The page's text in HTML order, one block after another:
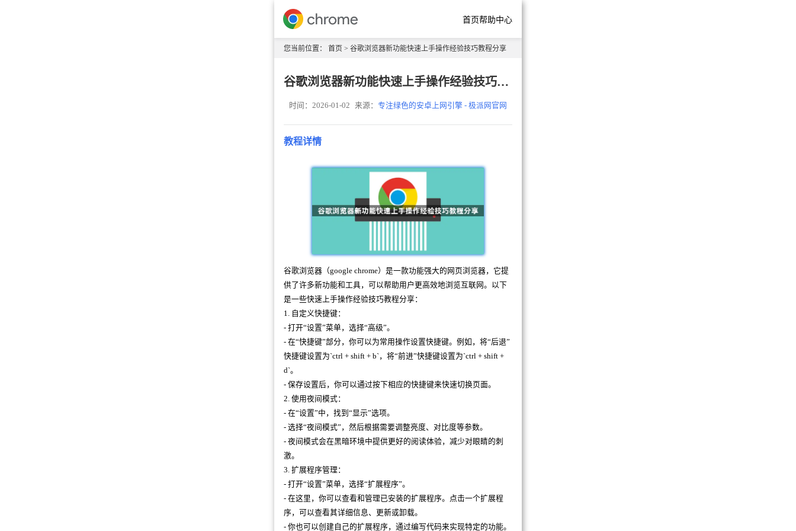
首页帮助中心
您当前位置： 首页 > 谷歌浏览器新功能快速上手操作经验技巧教程分享
谷歌浏览器新功能快速上手操作经验技巧教程分享
时间：2026-01-02 来源：专注绿色的安卓上网引擎 - 极派网官网
教程详情
谷歌浏览器（google chrome）是一款功能强大的网页浏览器，它提
供了许多新功能和工具，可以帮助用户更高效地浏览互联网。以下
是一些快速上手操作经验技巧教程分享：
1. 自定义快捷键：
- 打开“设置”菜单，选择“高级”。
- 在“快捷键”部分，你可以为常用操作设置快捷键。例如，将“后退”
快捷键设置为`ctrl + shift + b`，将“前进”快捷键设置为`ctrl + shift +
d`。
- 保存设置后，你可以通过按下相应的快捷键来快速切换页面。
2. 使用夜间模式：
- 在“设置”中，找到“显示”选项。
- 选择“夜间模式”，然后根据需要调整亮度、对比度等参数。
- 夜间模式会在黑暗环境中提供更好的阅读体验，减少对眼睛的刺
激。
3. 扩展程序管理：
- 打开“设置”菜单，选择“扩展程序”。
- 在这里，你可以查看和管理已安装的扩展程序。点击一个扩展程
序，可以查看其详细信息、更新或卸载。
- 你也可以创建自己的扩展程序，通过编写代码来实现特定的功能。